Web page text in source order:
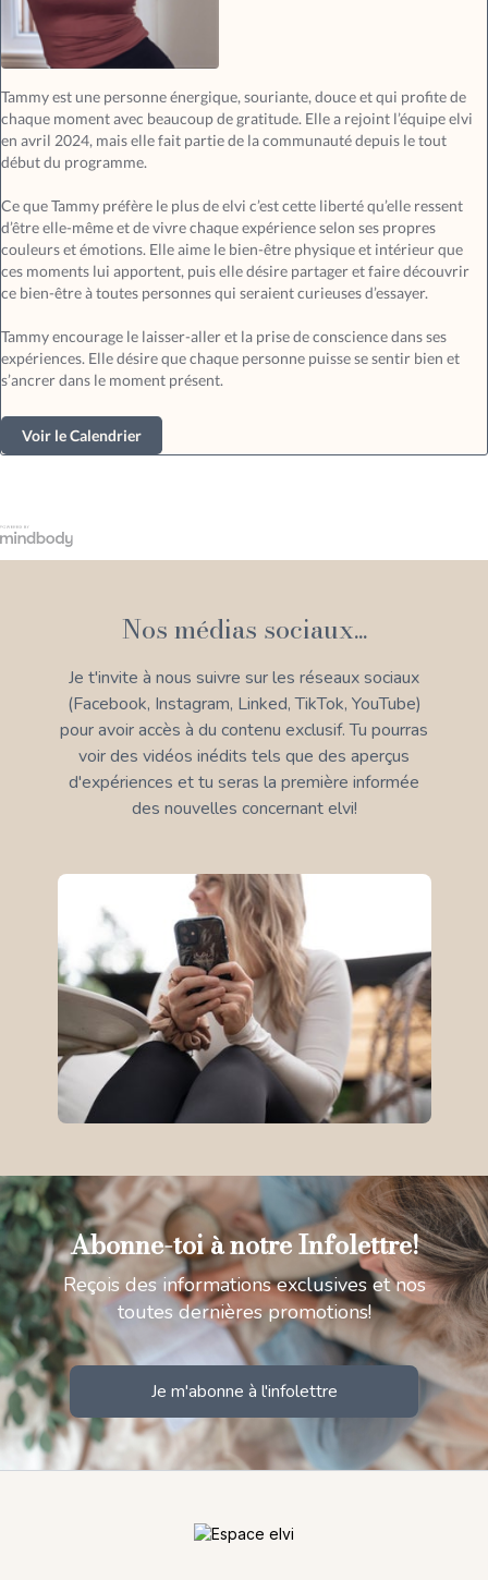
Tammy est une personne énergique, souriante, douce et qui profite de
chaque moment avec beaucoup de gratitude. Elle a rejoint l’équipe elvi
en avril 2024, mais elle fait partie de la communauté depuis le tout
début du programme.
Ce que Tammy préfère le plus de elvi c’est cette liberté qu’elle ressent
d’être elle-même et de vivre chaque expérience selon ses propres
couleurs et émotions. Elle aime le bien-être physique et intérieur que
ces moments lui apportent, puis elle désire partager et faire découvrir
ce bien-être à toutes personnes qui seraient curieuses d’essayer.
Tammy encourage le laisser-aller et la prise de conscience dans ses
expériences. Elle désire que chaque personne puisse se sentir bien et
s’ancrer dans le moment présent.
Voir le Calendrier
Nos médias sociaux...
Je t'invite à nous suivre sur les réseaux sociaux
(Facebook, Instagram, Linked, TikTok, YouTube)
pour avoir accès à du contenu exclusif. Tu pourras
voir des vidéos inédits tels que des aperçus
d'expériences et tu seras la première informée
des nouvelles concernant elvi!
Abonne-toi à notre Infolettre!
Reçois des informations exclusives et nos
toutes dernières promotions!
Je m'abonne à l'infolettre